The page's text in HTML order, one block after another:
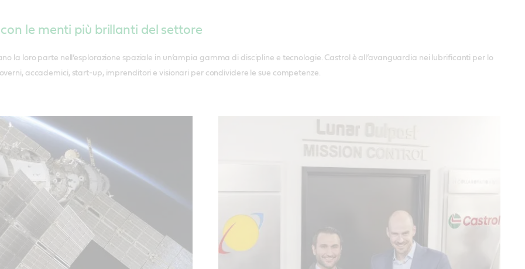
le menti più brillanti del settore
la loro parte nell’esplorazione spaziale in un’ampia gamma di discipline e tecnologie. Castrol è all’avanguardia nei lubrificanti per lo
accademici, start-up, imprenditori e visionari per condividere le sue competenze.